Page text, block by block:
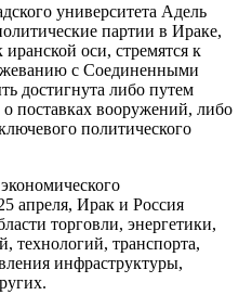
университета Адель
партии в Ираке,
оси, стремятся к
с Соединенными
достигнута либо путем
поставках вооружений, либо
политического
апреля, Ирак и Россия
торговли, энергетики,
технологий, транспорта,
инфраструктуры,